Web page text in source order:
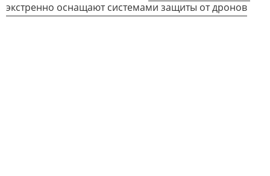
экстренно оснащают системами защиты от дронов